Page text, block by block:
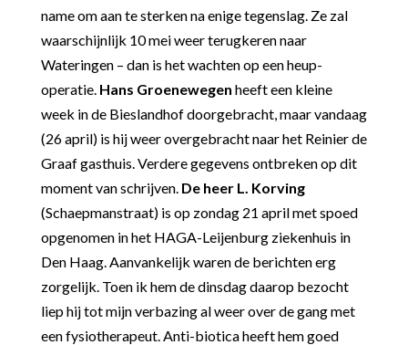
name om aan te sterken na enige tegenslag. Ze zal
waarschijnlijk 10 mei weer terugkeren naar
Wateringen – dan is het wachten op een heup-
operatie. Hans Groenewegen heeft een kleine
week in de Bieslandhof doorgebracht, maar vandaag
(26 april) is hij weer overgebracht naar het Reinier de
Graaf gasthuis. Verdere gegevens ontbreken op dit
moment van schrijven. De heer L. Korving
(Schaepmanstraat) is op zondag 21 april met spoed
opgenomen in het HAGA-Leijenburg ziekenhuis in
Den Haag. Aanvankelijk waren de berichten erg
zorgelijk. Toen ik hem de dinsdag daarop bezocht
liep hij tot mijn verbazing al weer over de gang met
een fysiotherapeut. Anti-biotica heeft hem goed